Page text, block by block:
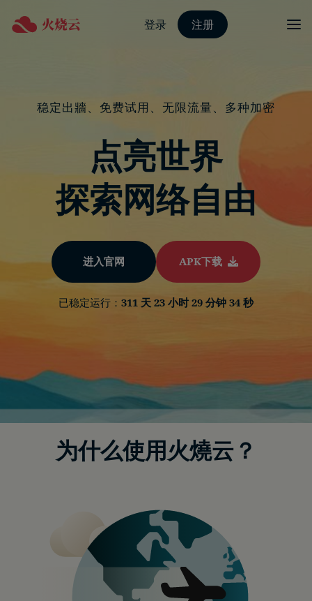
登录 注册
稳定出牆、免费试用、无限流量、多种加密
点亮世界
探索网络自由
进入官网 APK下载
已稳定运行： 311 天 23 小时 29 分钟 35 秒
为什么使用火燒云？